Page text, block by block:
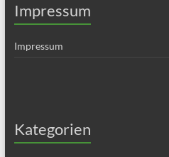
Impressum
Impressum
Kategorien